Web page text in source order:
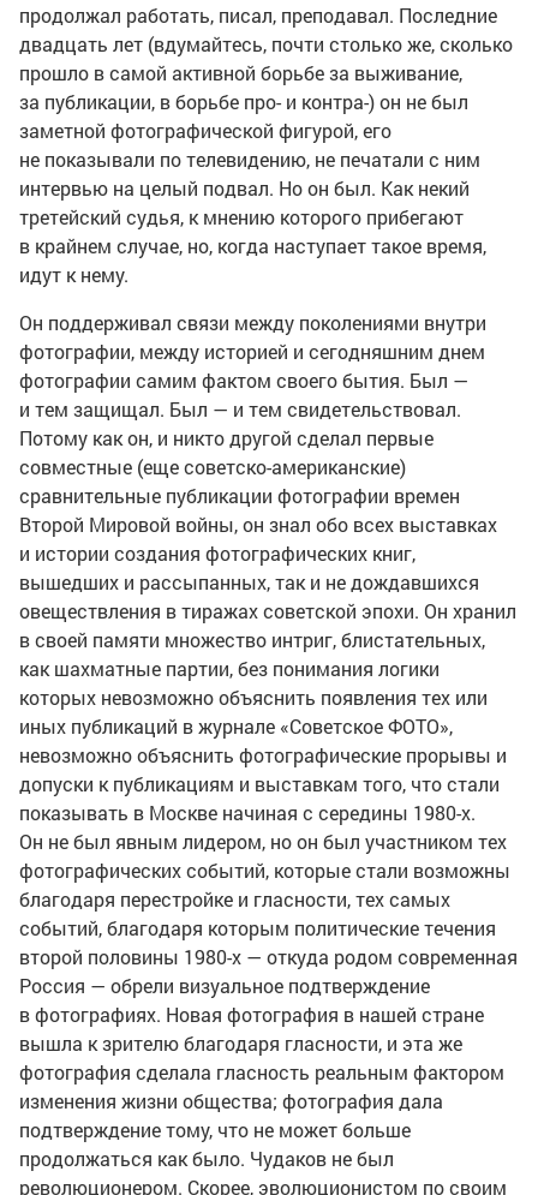
продолжал работать, писал, преподавал. Последние
двадцать лет (вдумайтесь, почти столько же, сколько
прошло в самой активной борьбе за выживание,
за публикации, в борьбе про- и контра-) он не был
заметной фотографической фигурой, его
не показывали по телевидению, не печатали с ним
интервью на целый подвал. Но он был. Как некий
третейский судья, к мнению которого прибегают
в крайнем случае, но, когда наступает такое время,
идут к нему.
Он поддерживал связи между поколениями внутри
фотографии, между историей и сегодняшним днем
фотографии самим фактом своего бытия. Был —
и тем защищал. Был — и тем свидетельствовал.
Потому как он, и никто другой сделал первые
совместные (ещесоветско-американские)
сравнительные публикации фотографии времен
Второй Мировой войны, он знал обо всех выставках
и истории создания фотографических книг,
вышедших и рассыпанных, так и не дождавшихся
овеществления в тиражахсоветской эпохи. Он хранил
в своей памяти множество интриг, блистательных,
как шахматные партии, без понимания логики
которых невозможно объяснить появления тех или
иных публикаций в журнале «Советское ФОТО»,
невозможно объяснить фотографические прорывы и
допуски к публикациям и выставкам того, что стали
показывать в Москве начиная с середины 1980-х.
Он не был явным лидером, но он был участником тех
фотографических событий, которые стали возможны
благодаря перестройке и гласности, тех самых
событий, благодаря которым политические течения
второй половины 1980-х — откуда родом современная
Россия — обрели визуальное подтверждение
в фотографиях. Новая фотография в нашей стране
вышла к зрителю благодаря гласности, и эта же
фотография сделала гласность реальным фактором
изменения жизни общества; фотография дала
подтверждение тому, что не может больше
продолжаться как было. Чудаков не был
революционером. Скорее, эволюционистом по своим